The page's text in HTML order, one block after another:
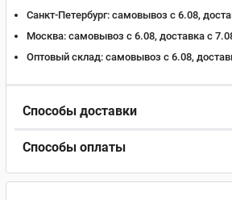
Санкт-Петербург: самовывоз с 6.08,
Москва: самовывоз с 6.08, доставка c
Оптовый склад: самовывоз с 6.08,
Способы доставки
Способы оплаты